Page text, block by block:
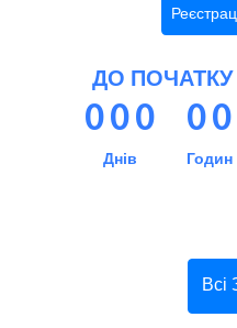
ДО
000
Днів
00
Годин
Всі